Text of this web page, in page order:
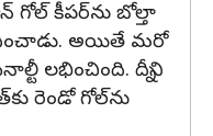
గోల్ కీపర్‌ను బోల్తా
అయితే మరో
లభించింది. దీన్ని
రెండో గోల్‌ను